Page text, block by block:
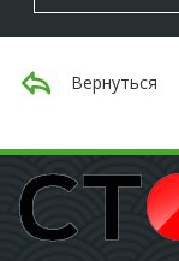
Вернуться